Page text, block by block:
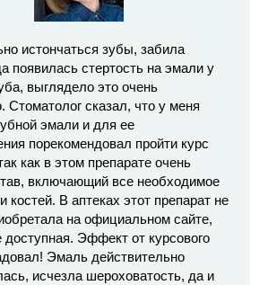
истончаться зубы, забила
появилась стертость на эмали у
выглядело это очень
Стоматолог сказал, что у меня
эмали и для ее
порекомендовал пройти курс
как в этом препарате очень
включающий все необходимое
костей. В аптеках этот препарат не
на официальном сайте,
доступная. Эффект от курсового
Эмаль действительно
исчезла шероховатость, да и